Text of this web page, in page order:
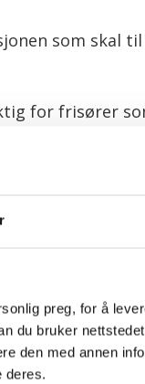
preg, for å
du bruker
den med annen
deres.
som skal
for frisører
alt opp,
sosiale
og eid av
og